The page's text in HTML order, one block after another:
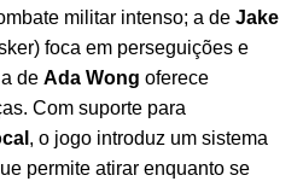
militar intenso; a de Jake
foca em perseguições e
de Ada Wong oferece
Com suporte para
, o jogo introduz um sistema
permite atirar enquanto se